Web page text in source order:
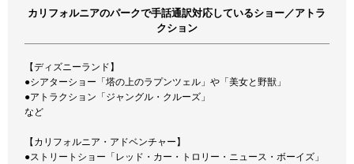
カリフォルニアのパークで手話通訳対応しているショー／アトラ
クション
【ディズニーランド】
●シアターショー「塔の上のラプンツェル」や「美女と野獣」
●アトラクション「ジャングル・クルーズ」
など
【カリフォルニア・アドベンチャー】
●ストリートショー「レッド・カー・トロリー・ニュース・ボーイズ」